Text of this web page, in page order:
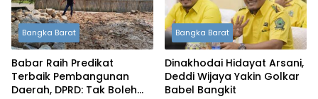
Bangka Barat
Babar Raih Predikat
Terbaik Pembangunan
Daerah, DPRD: Tak Boleh
Bangka Barat
Dinakhodai Hidayat Arsani,
Deddi Wijaya Yakin Golkar
Babel Bangkit